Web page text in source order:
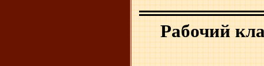
Рабочий